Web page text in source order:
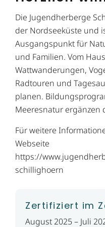
Die Jugendherberge
der Nordseeküste und
Ausgangspunkt für
und Familien. Vom
Wattwanderungen,
Radtouren und
planen.
Meeresnatur ergänzen
Für weitere
Webseite
https://
schillighoern
Zertifiziert im
August 2025 – Juli